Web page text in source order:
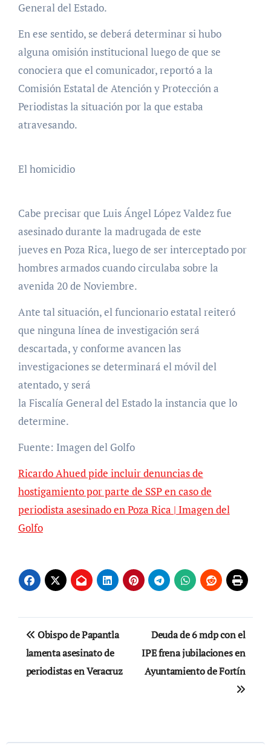
General del Estado.
En ese sentido, se deberá determinar si hubo
alguna omisión institucional luego de que se
conociera que el comunicador, reportó a la
Comisión Estatal de Atención y Protección a
Periodistas la situación por la que estaba
atravesando.
El homicidio
Cabe precisar que Luis Ángel López Valdez fue
asesinado durante la madrugada de este
jueves en Poza Rica, luego de ser interceptado por
hombres armados cuando circulaba sobre la
avenida 20 de Noviembre.
Ante tal situación, el funcionario estatal reiteró
que ninguna línea de investigación será
descartada, y conforme avancen las
investigaciones se determinará el móvil del
atentado, y será
la Fiscalía General del Estado la instancia que lo
determine.
Fuente: Imagen del Golfo
Ricardo Ahued pide incluir denuncias de
hostigamiento por parte de SSP en caso de
periodista asesinado en Poza Rica | Imagen del
Golfo
Navegación
de
entradas
Obispo de Papantla
lamenta asesinato de
periodistas en Veracruz
Deuda de 6 mdp con el
IPE frena jubilaciones en
Ayuntamiento de Fortín